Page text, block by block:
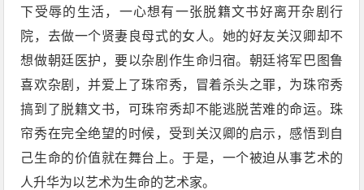
下受辱的生活，一心想有一张脱籍文书好离开杂剧行
院，去做一个贤妻良母式的女人。她的好友关汉卿却不
想做朝廷医护，要以杂剧作生命归宿。朝廷将军巴图鲁
喜欢杂剧，并爱上了珠帘秀，冒着杀头之罪，为珠帘秀
搞到了脱籍文书，可珠帘秀却不能逃脱苦难的命运。珠
帘秀在完全绝望的时候，受到关汉卿的启示，感悟到自
己生命的价值就在舞台上。于是，一个被迫从事艺术的
人升华为以艺术为生命的艺术家。